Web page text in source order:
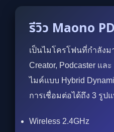
รีวิว Maono
เป็นไมโครโฟนที่กำลังม
Creator, Podcaster แล
ไมค์แบบ Hybrid
การเชื่อมต่อได้ถึง 3 รูป
Wireless 2.4GHz